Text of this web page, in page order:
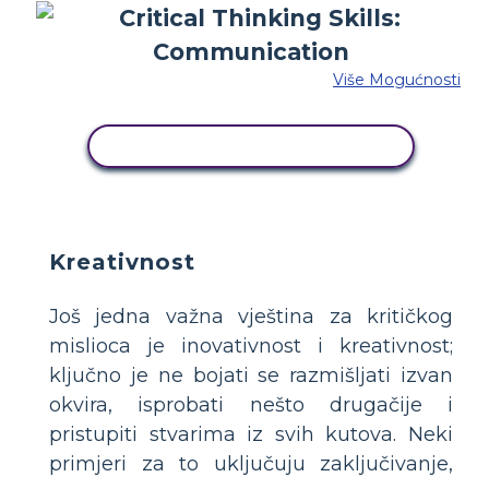
Više Mogućnosti
Kreativnost
Još jedna važna vještina za kritičkog
mislioca je inovativnost i kreativnost;
ključno je ne bojati se razmišljati izvan
okvira, isprobati nešto drugačije i
pristupiti stvarima iz svih kutova. Neki
primjeri za to uključuju zaključivanje,